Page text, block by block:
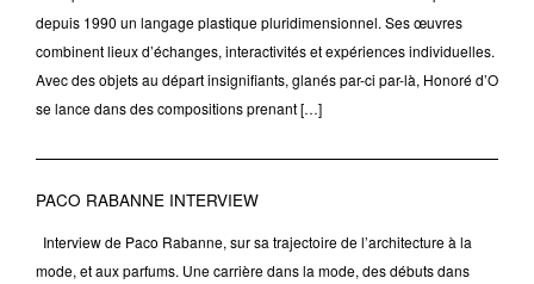
depuis 1990 un langage plastique pluridimensionnel. Ses œuvres
combinent lieux d’échanges, interactivités et expériences individuelles.
Avec des objets au départ insignifiants, glanés par-ci par-là, Honoré d’O
se lance dans des compositions prenant […]
PACO RABANNE INTERVIEW
Interview de Paco Rabanne, sur sa trajectoire de l’architecture à la
mode, et aux parfums. Une carrière dans la mode, des débuts dans